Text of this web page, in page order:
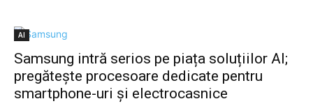
AI
Samsung intră serios pe piața soluțiilor AI;
pregătește procesoare dedicate pentru
smartphone-uri și electrocasnice